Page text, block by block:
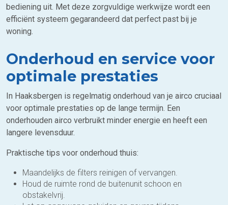
bediening uit. Met deze zorgvuldige werkwijze wordt een
efficiënt systeem gegarandeerd dat perfect past bij je
woning.
Onderhoud en service voor
optimale prestaties
In Haaksbergen is regelmatig onderhoud van je airco cruciaal
voor optimale prestaties op de lange termijn. Een
onderhouden airco verbruikt minder energie en heeft een
langere levensduur.
Praktische tips voor onderhoud thuis:
Maandelijks de filters reinigen of vervangen.
Houd de ruimte rond de buitenunit schoon en
obstakelvrij.